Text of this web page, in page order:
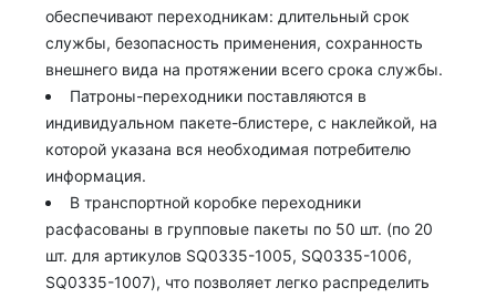
обеспечивают переходникам: длительный срок
службы, безопасность применения, сохранность
внешнего вида на протяжении всего срока службы.
Патроны-переходники поставляются в
индивидуальном пакете-блистере, с наклейкой, на
которой указана вся необходимая потребителю
информация.
В транспортной коробке переходники
расфасованы в групповые пакеты по 50 шт. (по 20
шт. для артикулов SQ0335-1005, SQ0335-1006,
SQ0335-1007), что позволяет легко распределить